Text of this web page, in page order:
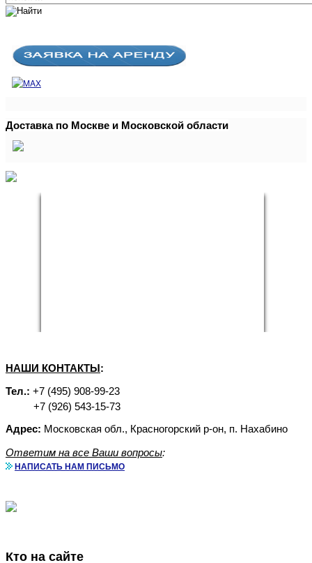
Доставка по Москве и Московской области
НАШИ КОНТАКТЫ:
Тел.: +7 (495) 908-99-23
+7 (926) 543-15-73
Адрес: Московская обл., Красногорский р-он, п. Нахабино
Ответим на все Ваши вопросы:
НАПИСАТЬ НАМ ПИСЬМО
Кто на сайте